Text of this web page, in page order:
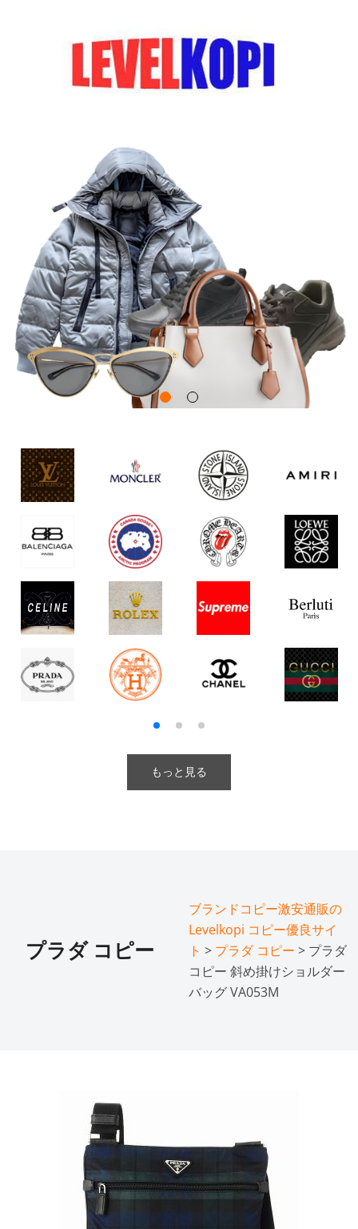
もっと見る
プラダ コピー
ブランドコピー激安通販の
Levelkopi コピー優良サイ
ト > プラダ コピー > プラダ
コピー 斜め掛けショルダー
バッグ VA053M